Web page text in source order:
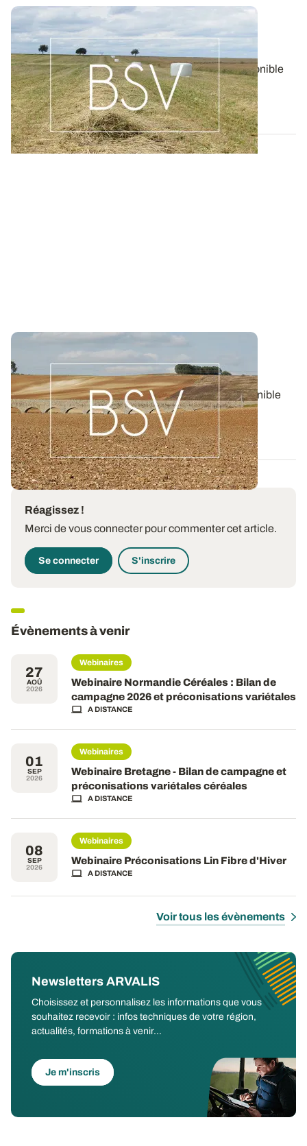
Bulletin de santé du Végétal - Lorraine :
Pommes de terre
Aujourd'hui, le BSV Pommes de terre n°17 est disponible
pour la région LORRAINE.
06 AOÛT 2026
Bulletin de santé du Végétal - Bourgogne-
Franche-Comté : Grandes Cultures
Aujourd'hui, le BSV Grandes Cultures n°8 est disponible
pour la région BOURGOGNE-FRANCHE...
06 AOÛT 2026
Réagissez !
Merci de vous connecter pour commenter cet article.
Se connecter S'inscrire
Évènements à venir
27
AOÛ
2026
Webinaires
Webinaire Normandie Céréales : Bilan de
campagne 2026 et préconisations variétales
A DISTANCE
01
SEP
2026
Webinaires
Webinaire Bretagne - Bilan de campagne et
préconisations variétales céréales
A DISTANCE
08
SEP
2026
Webinaires
Webinaire Préconisations Lin Fibre d'Hiver
A DISTANCE
Voir tous les évènements
Newsletters ARVALIS
Choisissez et personnalisez les informations que vous
souhaitez recevoir : infos techniques de votre région,
actualités, formations à venir...
Je m'inscris